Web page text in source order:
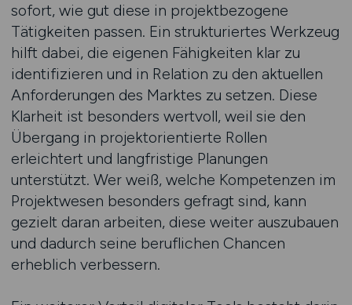
sofort, wie gut diese in projektbezogene
Tätigkeiten passen. Ein strukturiertes Werkzeug
hilft dabei, die eigenen Fähigkeiten klar zu
identifizieren und in Relation zu den aktuellen
Anforderungen des Marktes zu setzen. Diese
Klarheit ist besonders wertvoll, weil sie den
Übergang in projektorientierte Rollen
erleichtert und langfristige Planungen
unterstützt. Wer weiß, welche Kompetenzen im
Projektwesen besonders gefragt sind, kann
gezielt daran arbeiten, diese weiter auszubauen
und dadurch seine beruflichen Chancen
erheblich verbessern.